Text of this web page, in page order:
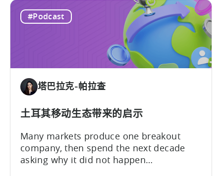
conversation between Tenjin Country
Manager and Account Executive Tabarak
Paracha and Batuhan Avucan, founder of
Mobidictum, on Tenjin ROI 101. Turkish...
Iteration
Gaming
#Podcast
塔巴拉克-帕拉查
土耳其移动生态带来的启示
Many markets produce one breakout
company, then spend the next decade
asking why it did not happen